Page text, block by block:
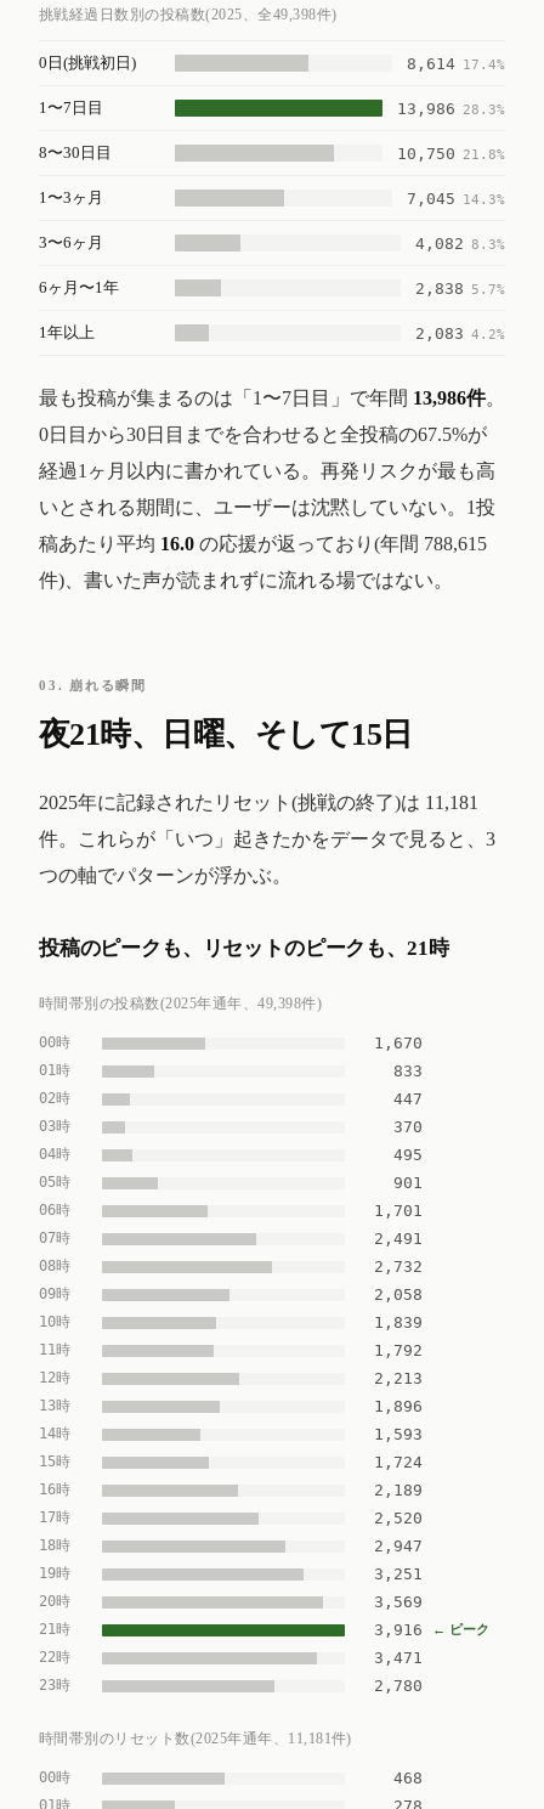
挑戦経過日数別の投稿数(2025、全49,398件)
0日(挑戦初日) 8,614 17.4%
1〜7日目 13,986 28.3%
8〜30日目 10,750 21.8%
1〜3ヶ月 7,045 14.3%
3〜6ヶ月 4,082 8.3%
6ヶ月〜1年 2,838 5.7%
1年以上 2,083 4.2%
最も投稿が集まるのは「1〜7日目」で年間 13,986件。
0日目から30日目までを合わせると全投稿の67.5%が
経過1ヶ月以内に書かれている。再発リスクが最も高
いとされる期間に、ユーザーは沈黙していない。1投
稿あたり平均 16.0 の応援が返っており(年間 788,615
件)、書いた声が読まれずに流れる場ではない。
03. 崩れる瞬間
夜21時、日曜、そして15日
2025年に記録されたリセット(挑戦の終了)は 11,181
件。これらが「いつ」起きたかをデータで見ると、3
つの軸でパターンが浮かぶ。
投稿のピークも、リセットのピークも、21時
時間帯別の投稿数(2025年通年、49,398件)
00時 1,670
01時 833
02時 447
03時 370
04時 495
05時 901
06時 1,701
07時 2,491
08時 2,732
09時 2,058
10時 1,839
11時 1,792
12時 2,213
13時 1,896
14時 1,593
15時 1,724
16時 2,189
17時 2,520
18時 2,947
19時 3,251
20時 3,569
21時 3,916 ← ピーク
22時 3,471
23時 2,780
時間帯別のリセット数(2025年通年、11,181件)
00時 468